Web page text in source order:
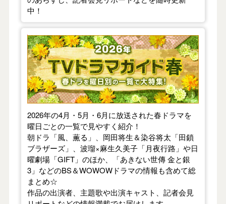
中！
【2026年春】TVドラマガイド
2026年の4月・5月・6月に放送された春ドラマを
曜日ごとの一覧で見やすく紹介！
朝ドラ「風、薫る」、岡田将生＆染谷将太「田鎖
ブラザーズ」、波瑠×麻生久美子「月夜行路」や日
曜劇場「GIFT」のほか、「あきない世傳 金と銀
3」などのBS＆WOWOWドラマの情報も含めて総
まとめ☆
作品の出演者、主題歌や出演キャスト、記者会見